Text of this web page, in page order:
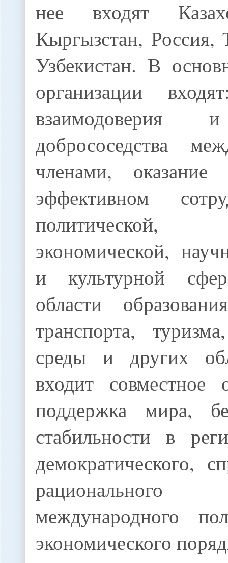
нее входят
Кыргызстан, Россия,
Узбекистан. В
организации
взаимодоверия
добрососедства
членами,
эффективном
экономической,
и культурной
области
транспорта,
среды и других
входит совместное
поддержка мира,
стабильности в
демократического,
международного
экономического